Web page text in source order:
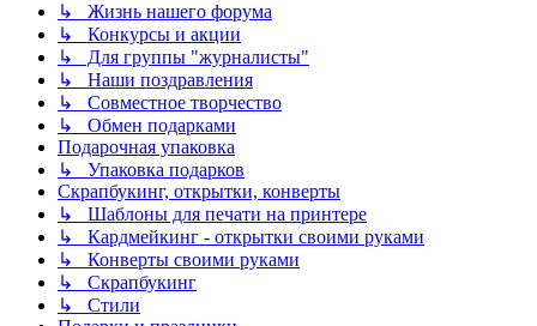
↳ Жизнь нашего форума
↳ Конкурсы и акции
↳ Для группы "журналисты"
↳ Наши поздравления
↳ Совместное творчество
↳ Обмен подарками
Подарочная упаковка
↳ Упаковка подарков
Скрапбукинг, открытки, конверты
↳ Шаблоны для печати на принтере
↳ Кардмейкинг - открытки своими руками
↳ Конверты своими руками
↳ Скрапбукинг
↳ Стили